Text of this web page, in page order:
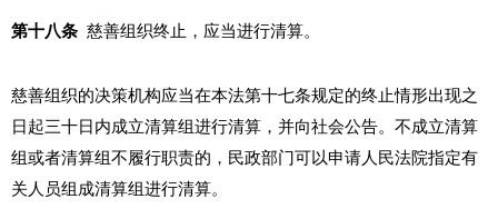
第十八条 慈善组织终止，应当进行清算。
慈善组织的决策机构应当在本法第十七条规定的终止情形出现之
日起三十日内成立清算组进行清算，并向社会公告。不成立清算
组或者清算组不履行职责的，民政部门可以申请人民法院指定有
关人员组成清算组进行清算。